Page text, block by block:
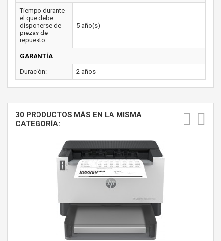
Tiempo durante
el que debe
disponerse de
piezas de
repuesto:
5 año(s)
GARANTÍA
Duración: 2 años
30 PRODUCTOS MÁS EN LA MISMA
CATEGORÍA: